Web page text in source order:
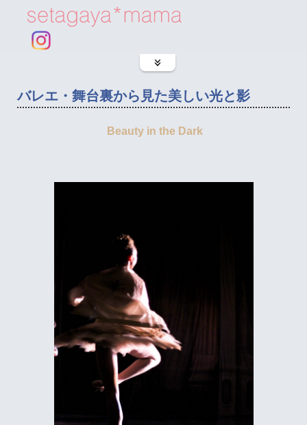
バレエ・舞台裏から見た美しい光と影
Beauty in the Dark